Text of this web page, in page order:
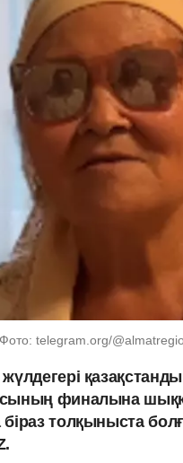
telegram.org/
финалына
толқыныста